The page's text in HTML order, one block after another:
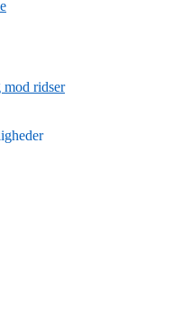
mod ridser